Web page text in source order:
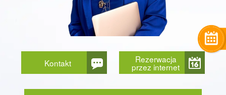
Kontakt Rezerwacja
przez internet